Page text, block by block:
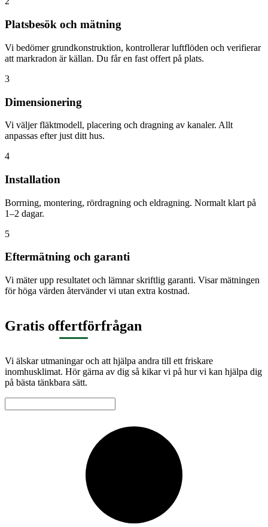
Platsbesök och mätning
Vi bedömer grundkonstruktion, kontrollerar luftflöden och verifierar
att markradon är källan. Du får en fast offert på plats.
3
Dimensionering
Vi väljer fläktmodell, placering och dragning av kanaler. Allt
anpassas efter just ditt hus.
4
Installation
Borrning, montering, rördragning och eldragning. Normalt klart på
1–2 dagar.
5
Eftermätning och garanti
Vi mäter upp resultatet och lämnar skriftlig garanti. Visar mätningen
för höga värden återvänder vi utan extra kostnad.
Gratis offertförfrågan
Vi älskar utmaningar och att hjälpa andra till ett friskare
inomhusklimat. Hör gärna av dig så kikar vi på hur vi kan hjälpa dig
på bästa tänkbara sätt.